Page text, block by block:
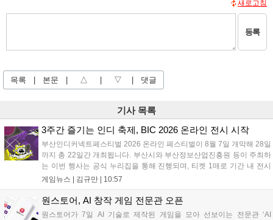
새로고침
등록
목록 본문 △ ▽ 댓글
기사 목록
3주간 즐기는 인디 축제, BIC 2026 온라인 전시 시작
부산인디커넥트페스티벌 2026 온라인 페스티벌이 8월 7일 개막해 28일
까지 총 22일간 개최됩니다. 부산시와 부산정보산업진흥원 등이 주최하
는 이번 행사는 공식 누리집을 통해 진행되며, 티켓 1매로 기간 내 전시
작을 제한 없이 체험할 수 있습니다. 일반 및 루키 부문 등 다양한 인디게
세계 누구나 참여 가능한 이번 행사는 역대 최대 규모로 열려 인디게임
생태계 확장에 기여할 전망입니다....
게임뉴스 | 김규만 10:57
원스토어, AI 창작 게임 전문관 오픈
원스토어가 7일 AI 기술로 제작된 게임을 모아 선보이는 전문관 ‘AI